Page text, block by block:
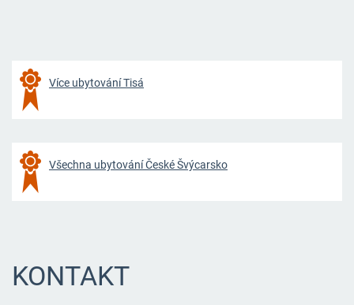
Více ubytování Tisá
Všechna ubytování České Švýcarsko
KONTAKT